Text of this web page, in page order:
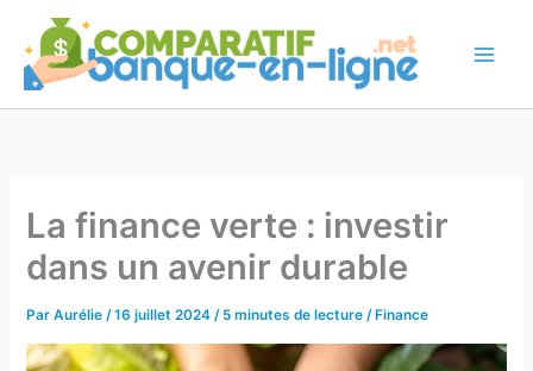
contenu
La finance verte : investir
dans un avenir durable
ParAurélie/16 juillet 2024/ 5 minutes de lecture / Finance